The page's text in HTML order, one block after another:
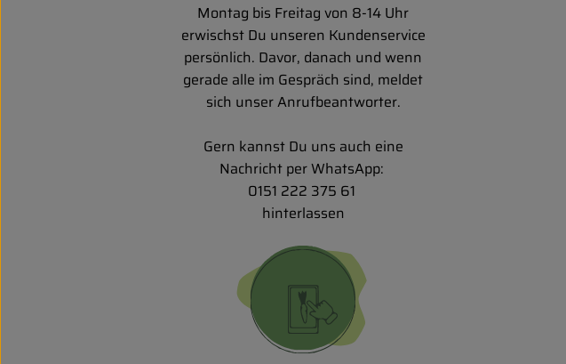
Montag bis Freitag von 8-14 Uhr
erwischst Du unseren Kundenservice
persönlich. Davor, danach und wenn
gerade alle im Gespräch sind, meldet
sich unser Anrufbeantworter.
Gern kannst Du uns auch eine
Nachricht per WhatsApp:
0151 222 375 61
hinterlassen